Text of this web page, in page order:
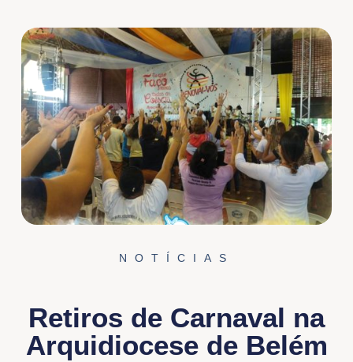
NOTÍCIAS
Retiros de Carnaval na
Arquidiocese de Belém